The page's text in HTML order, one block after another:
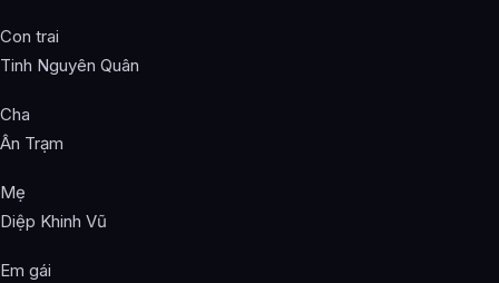
Con trai
Tinh Nguyên Quân
Cha
Ân Trạm
Mẹ
Diệp Khinh Vũ
Em gái